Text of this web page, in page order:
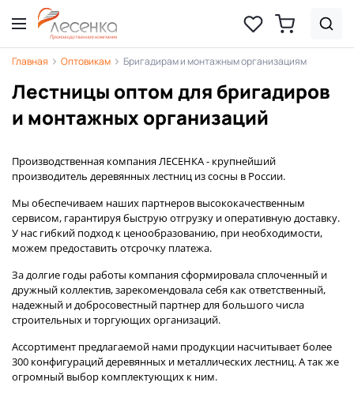
Главная Оптовикам Бригадирам и монтажным организациям
Лестницы оптом для бригадиров
и монтажных организаций
Производственная компания ЛЕСЕНКА - крупнейший
производитель деревянных лестниц из сосны в России.
Мы обеспечиваем наших партнеров высококачественным
сервисом, гарантируя быструю отгрузку и оперативную доставку.
У нас гибкий подход к ценообразованию, при необходимости,
можем предоставить отсрочку платежа.
За долгие годы работы компания сформировала сплоченный и
дружный коллектив, зарекомендовала себя как ответственный,
надежный и добросовестный партнер для большого числа
строительных и торгующих организаций.
Ассортимент предлагаемой нами продукции насчитывает более
300 конфигураций деревянных и металлических лестниц. А так же
огромный выбор комплектующих к ним.